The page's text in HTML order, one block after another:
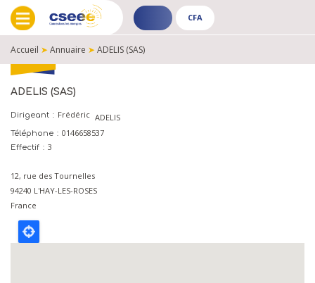
ADHÉRENT
-
PUBLIC
CFA
PUBLIC
CFA
FIL
Accueil ➤Annuaire ➤ADELIS (SAS)
ADELIS (SAS)
Dirigeant Frédéric ADELIS
Téléphone 0146658537
Effectif 3
12, rue des Tournelles
94240 L'HAY-LES-ROSES
France